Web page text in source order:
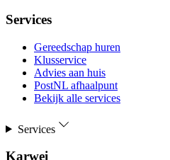
Services
Gereedschap huren
Klusservice
Advies aan huis
PostNL afhaalpunt
Bekijk alle services
Services
Karwei